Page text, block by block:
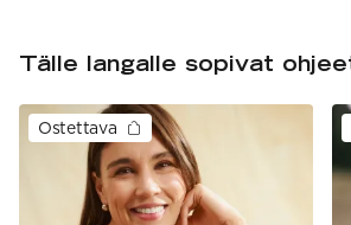
Tälle langalle sopivat
Ostettava